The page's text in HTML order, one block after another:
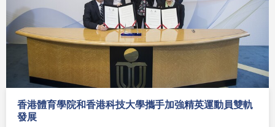
香港體育學院和香港科技大學攜手加強精英運動員雙軌
發展